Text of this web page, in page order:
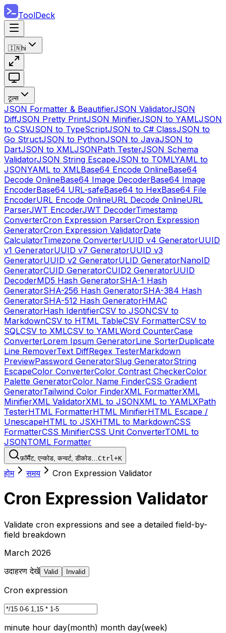
ToolDeck
🇮🇳hi
टूल्स
JSON Formatter & BeautifierJSON ValidatorJSON
DiffJSON Pretty PrintJSON MinifierJSON to YAMLJSON
to CSVJSON to TypeScriptJSON to C# ClassJSON to
Go StructJSON to PythonJSON to JavaJSON to
DartJSON to XMLJSONPath TesterJSON Schema
ValidatorJSON String EscapeJSON to TOMLYAML to
JSONYAML to XMLBase64 Encode OnlineBase64
Decode OnlineBase64 Image DecoderBase64 Image
EncoderBase64 URL-safeBase64 to HexBase64 File
EncoderURL Encode OnlineURL Decode OnlineURL
ParserJWT EncoderJWT DecoderTimestamp
ConverterCron Expression ParserCron Expression
GeneratorCron Expression ValidatorDate
CalculatorTimezone ConverterUUID v4 GeneratorUUID
v1 GeneratorUUID v7 GeneratorUUID v3
GeneratorUUID v2 GeneratorULID GeneratorNanoID
GeneratorCUID GeneratorCUID2 GeneratorUUID
DecoderMD5 Hash GeneratorSHA-1 Hash
GeneratorSHA-256 Hash GeneratorSHA-384 Hash
GeneratorSHA-512 Hash GeneratorHMAC
GeneratorHash IdentifierCSV to JSONCSV to
MarkdownCSV to HTML TableCSV FormatterCSV to
SQLCSV to XMLCSV to YAMLWord CounterCase
ConverterLorem Ipsum GeneratorLine SorterDuplicate
Line RemoverText DiffRegex TesterMarkdown
PreviewPassword GeneratorSlug GeneratorString
EscapeColor ConverterColor Contrast CheckerColor
Palette GeneratorColor Name FinderCSS Gradient
GeneratorTailwind Color FinderXML FormatterXML
MinifierXML ValidatorXML to JSONXML to YAMLXPath
TesterHTML FormatterHTML MinifierHTML Escape /
UnescapeHTML to JSXHTML to MarkdownCSS
FormatterCSS MinifierCSS Unit ConverterTOML to
JSONTOML Formatter
फ़ॉर्मैट, एन्कोड, कन्वर्ट, डीकोड…Ctrl+K
होम समय Cron Expression Validator
Cron Expression Validator
Validate cron expressions and see a detailed field-by-
field breakdown
March 2026
उदाहरण देखें Valid Invalid
Cron expression
minute hour day(month) month day(week)